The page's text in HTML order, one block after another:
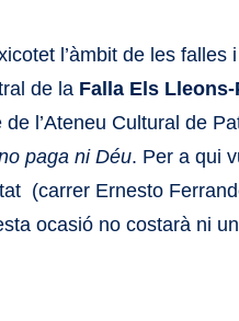
l’àmbit de les falles
de la Falla Els
l’Ateneu Cultural de
paga ni Déu. Per a qui
(carrer Ernesto
ocasió no costarà ni